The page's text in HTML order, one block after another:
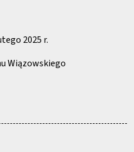
2025 r.
Wiązowskiego